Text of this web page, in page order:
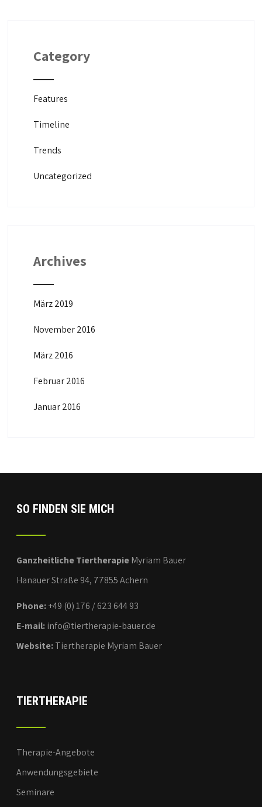
Category
Features
Timeline
Trends
Uncategorized
Archives
März 2019
November 2016
März 2016
Februar 2016
Januar 2016
SO FINDEN SIE MICH
Ganzheitliche TiertherapieMyriam Bauer
Hanauer Straße 94, 77855 Achern
Phone:+49 (0) 176 / 623 644 93
E-mail:info@tiertherapie-bauer.de
Website:Tiertherapie Myriam Bauer
TIERTHERAPIE
Therapie-Angebote
Anwendungsgebiete
Seminare